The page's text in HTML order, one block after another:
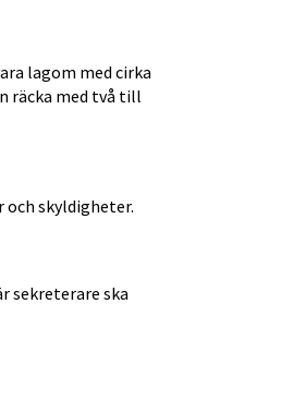
lagom med cirka
räcka med två till
skyldigheter.
sekreterare ska